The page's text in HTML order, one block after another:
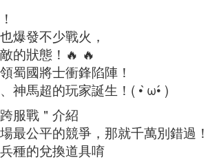
爆發不少戰火，
的狀態！🔥 🔥
蜀國將士衝鋒陷陣！
神馬超的玩家誕生！( • ̀ω•́ )
服戰＂介紹
最公平的競爭，那就千萬別錯過！
種的兌換道具唷